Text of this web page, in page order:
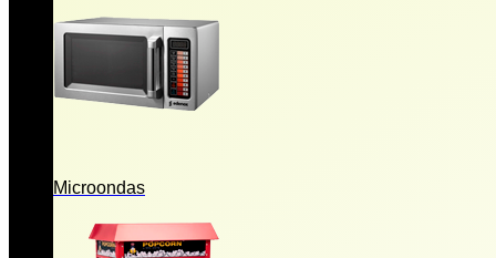
Microondas